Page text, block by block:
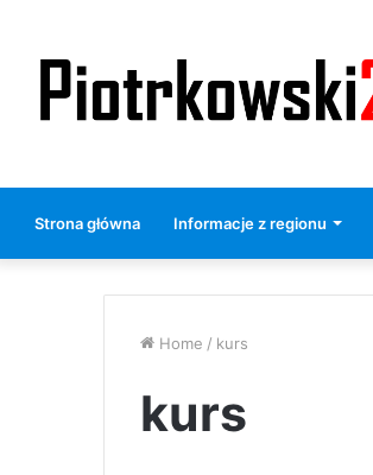
Strona główna Informacje z regionu
Home / kurs
kurs